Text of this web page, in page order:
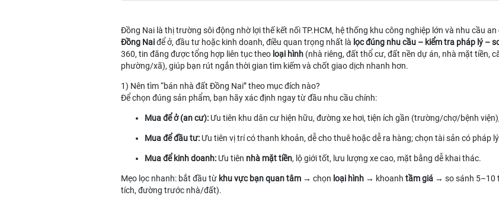
Đồng Nai là thị trường sôi động nhờ lợi thế kết nối TP.HCM, hệ thống khu công nghiệp lớn và nhu cầu
Đồng Naiđể ở, đầu tư hoặc kinh doanh, điều quan trọng nhất là lọc đúng nhu cầu – kiểm tra pháp lý –
360, tin đăng được tổng hợp liên tục theo loại hình (nhà riêng, đất thổ cư, đất nền dự án, nhà mặt tiền,
phường/xã), giúp bạn rút ngắn thời gian tìm kiếm và chốt giao dịch nhanh hơn.
1) Nên tìm “bán nhà đất Đồng Nai” theo mục đích nào?
Để chọn đúng sản phẩm, bạn hãy xác định ngay từ đầu nhu cầu chính:
Mua để ở (an cư): Ưu tiên khu dân cư hiện hữu, đường xe hơi, tiện ích gần (trường/chợ/bệnh
Mua để đầu tư: Ưu tiên vị trí có thanh khoản, dễ cho thuê hoặc dễ ra hàng; chọn tài sản có pháp
Mua để kinh doanh: Ưu tiên nhà mặt tiền, lộ giới tốt, lưu lượng xe cao, mặt bằng dễ khai thác.
Mẹo lọc nhanh: bắt đầu từ khu vực bạn quan tâm → chọn loại hình → khoanh tầm giá → so sánh 5–10
tích, đường trước nhà/đất).